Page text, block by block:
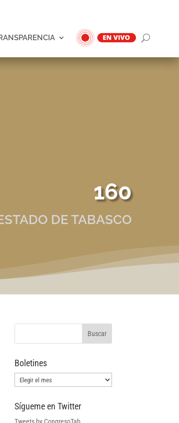
160
DE TABASCO
Boletines
Boletines
Sígueme en Twitter